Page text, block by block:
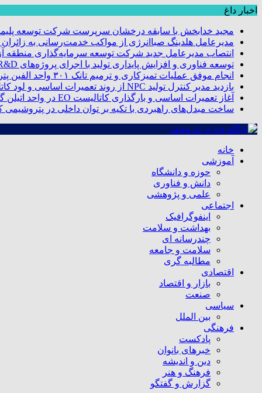
اخبار داغ
مجید خدابخش با سابقه درخشان سرپرست شرکت توسعه
مدیرعامل هلدینگ صباانرژی از مواکب خدمت‌رسانی به زائران
انتصاب مدیرعامل جدید شرکت توسعه سرمایه‌گذاری منطقه
توسعه فناوری و افزایش پایداری تولید با اجرای پروژه‌های R&D مبتنی بر اعتبار مالیاتی
انجام موفق عملیات تمیزکاری و ترمیم تانک ۳۰۱ واحد الفین پتروشیمی مروارید
بازدید مدیر کنترل تولید NPC از روند تعمیرات اساسی و لود کاتالیست پتروشیمی مروارید
آغاز تعمیرات اساسی و بارگذاری کاتالیست EO در واحد اتیلن گلایکول پتروشیمی مروارید
ساخت مبدل‌های راهبردی با تکیه بر توان داخلی در پتروشیمی
خانه
آموزشی
حوزه و دانشگاه
دانش و فناوری
علمی و پژوهشی
اجتماعی
اینفوگرافیک
بهداشت و سلامت
چندرسانه ای
سلامت و جامعه
مطالبه گری
اقتصادی
بازار و اقتصاد
صنعت
سیاسی
بین الملل
فرهنگی
پادکست
خبرهای بانوان
دین و اندیشه
فرهنگ و هنر
گزارش و گفتگو